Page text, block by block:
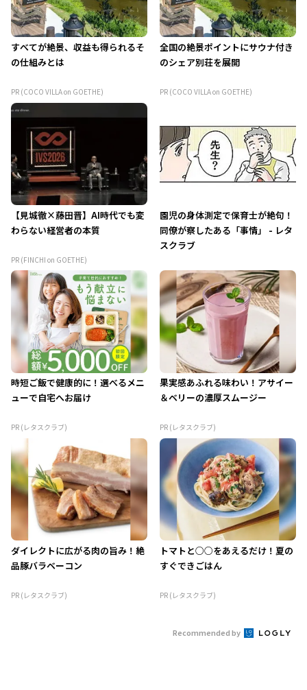
すべてが絶景、収益も得られるそ
の仕組みとは
PR (COCO VILLA on GOETHE)
全国の絶景ポイントにサウナ付き
のシェア別荘を展開
PR (COCO VILLA on GOETHE)
【見城徹×藤田晋】AI時代でも変
わらない経営者の本質
PR (FINCHI on GOETHE)
園児の身体測定で保育士が絶句！
同僚が察したある「事情」 - レタ
スクラブ
時短ご飯で健康的に！選べるメニ
ューで自宅へお届け
PR (レタスクラブ)
果実感あふれる味わい！アサイー
＆ベリーの濃厚スムージー
PR (レタスクラブ)
ダイレクトに広がる肉の旨み！絶
品豚バラベーコン
PR (レタスクラブ)
トマトと○○をあえるだけ！夏の
すぐできごはん
PR (レタスクラブ)
Recommended by